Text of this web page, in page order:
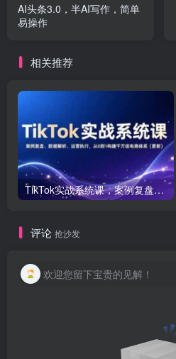
AI头条3.0，半AI写作，简单
易操作
相关推荐
TikTok实战系统课，案例复盘、数据解析、运营执行，从0到1构建千万级电商体系（更新）
评论 抢沙发
欢迎您留下宝贵的见解！